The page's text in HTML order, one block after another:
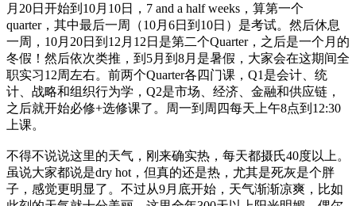
月20日开始到10月10日，7 and a half weeks，算第一个
quarter，其中最后一周（10月6日到10日）是考试。然后休息
一周，10月20日到12月12日是第二个Quarter，之后是一个月的
冬假！然后依次类推，到5月到8月是暑假，大家会在这期间全
职实习12周左右。前两个Quarter各四门课，Q1是会计、统
计、战略和组织行为学，Q2是市场、经济、金融和供应链，
之后就开始必修+选修课了。周一到周四每天上午8点到12:30
上课。
不得不说说这里的天气，刚来确实热，每天都摄氏40度以上。
虽说大家都说是dry hot，但真的还是热，尤其是死灰是个胖
子，感觉更明显了。不过从9月底开始，天气渐渐凉爽，比如